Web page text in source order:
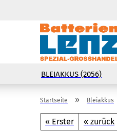
BLEIAKKUS (2056)
Startseite » Bleiakkus
« Erster « zurück